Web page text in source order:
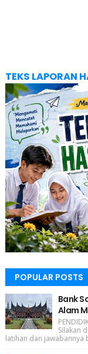
TEKS LAPORAN
POPULAR POSTS
Bank
Alam
Silakan
latihan dan jawabannya